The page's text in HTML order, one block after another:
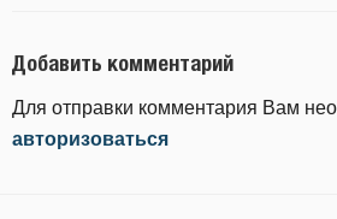
Добавить комментарий
Для отправки комментария Вам
авторизоваться